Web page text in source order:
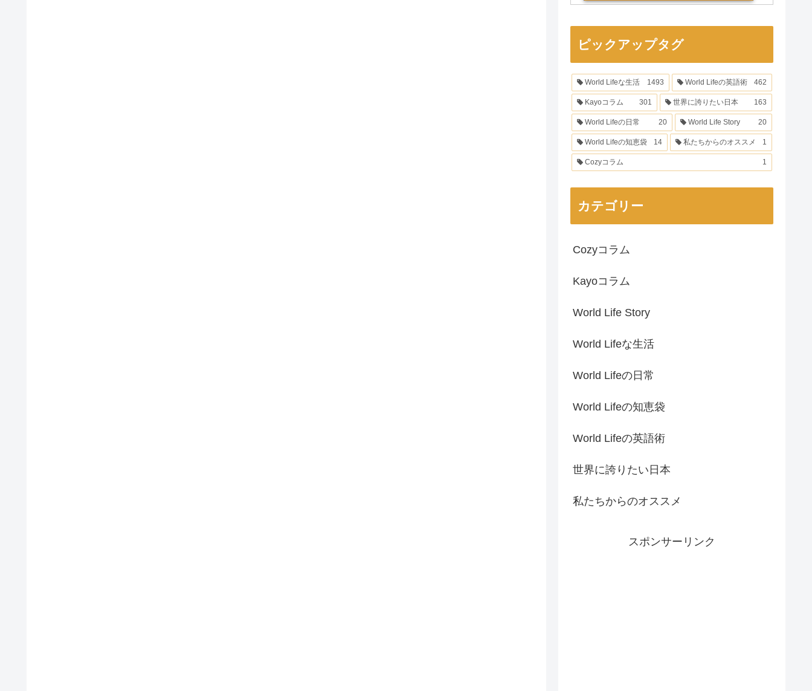
ピックアップタグ
World Lifeな生活 1493 World Lifeの英語術 462
Kayoコラム 301 世界に誇りたい日本 163
World Lifeの日常 20 World Life Story 20
World Lifeの知恵袋 14 私たちからのオススメ 1
Cozyコラム 1
カテゴリー
Cozyコラム
Kayoコラム
World Life Story
World Lifeな生活
World Lifeの日常
World Lifeの知恵袋
World Lifeの英語術
世界に誇りたい日本
私たちからのオススメ
スポンサーリンク